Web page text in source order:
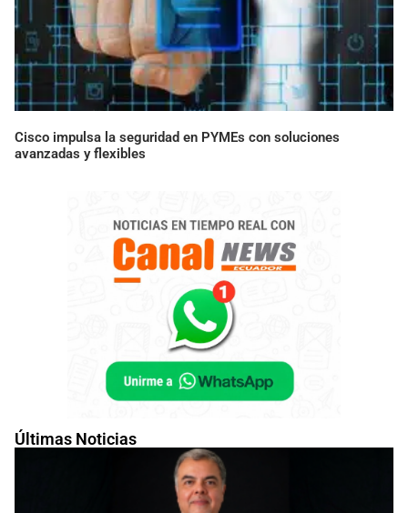
Últimas Noticias
Cisco impulsa la seguridad en PYMEs con soluciones
avanzadas y flexibles